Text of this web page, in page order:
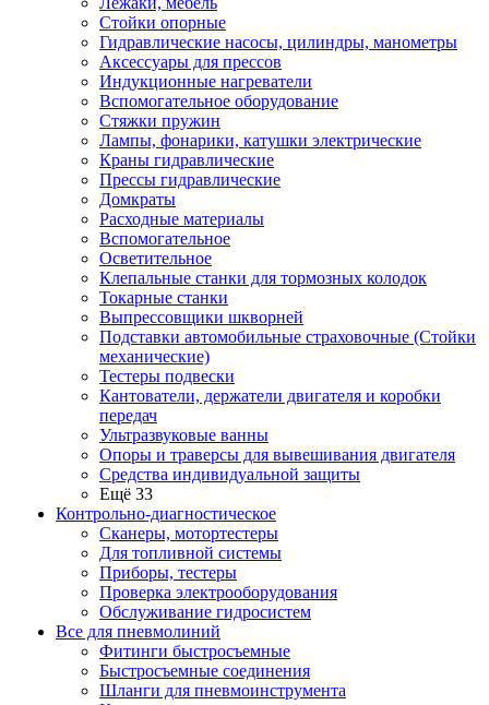
Стойки опорные
Гидравлические насосы, цилиндры, манометры
Аксессуары для прессов
Индукционные нагреватели
Вспомогательное оборудование
Стяжки пружин
Лампы, фонарики, катушки электрические
Краны гидравлические
Прессы гидравлические
Домкраты
Расходные материалы
Вспомогательное
Осветительное
Клепальные станки для тормозных колодок
Токарные станки
Выпрессовщики шкворней
Подставки автомобильные страховочные (Стойки
механические)
Тестеры подвески
Кантователи, держатели двигателя и коробки
передач
Ультразвуковые ванны
Опоры и траверсы для вывешивания двигателя
Средства индивидуальной защиты
Ещё 33
Контрольно-диагностическое
Сканеры, мотортестеры
Для топливной системы
Приборы, тестеры
Проверка электрооборудования
Обслуживание гидросистем
Все для пневмолиний
Фитинги быстросъемные
Быстросъемные соединения
Шланги для пневмоинструмента